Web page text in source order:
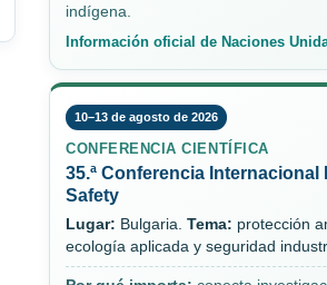
indígena.
Información oficial de Naciones
10–13 de agosto de 2026
CONFERENCIA CIENTÍFICA
35.ª Conferencia Internacional
Safety
Lugar: Bulgaria. Tema: protección
ecología aplicada y seguridad